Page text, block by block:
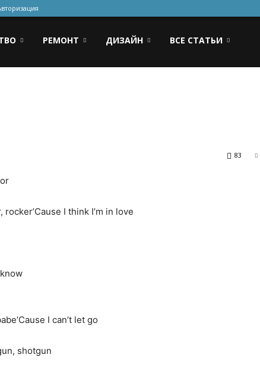
РЕМОНТ ДИЗАЙН ВСЕ СТАТЬИ
83
I think I’m in love
I can’t let go
shotgun